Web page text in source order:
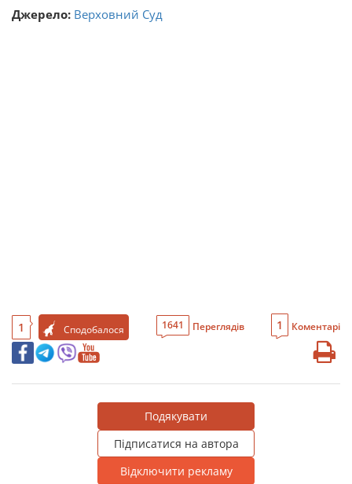
Джерело: Верховний Суд
1 Сподобалося 1641 Переглядів 1 Коментарі
Подякувати
Підписатися на автора
Відключити рекламу